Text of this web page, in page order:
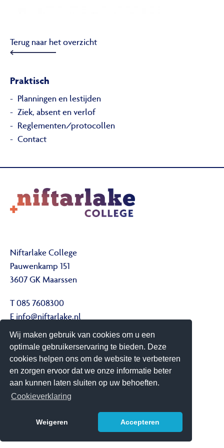
Wij maken gebruik van cookies om u een
optimale gebruikerservaring te bieden. Deze
cookies helpen ons om de website te verbeteren
en zorgen ervoor dat we onze informatie beter
aan kunnen laten sluiten op uw behoeften.
Cookieverklaring
Weigeren Accepteren
Terug naar het overzicht
Praktisch
Planningen en lestijden
Ziek, absent en verlof
Reglementen/protocollen
Contact
Niftarlake College
Pauwenkamp 151
3607 GK Maarssen
T 085 7608300
Einfo@niftarlake.nl
Volg ons ook op:
Twitter
Youtube
Het Niftarlake College heeft het predicaat Technasium